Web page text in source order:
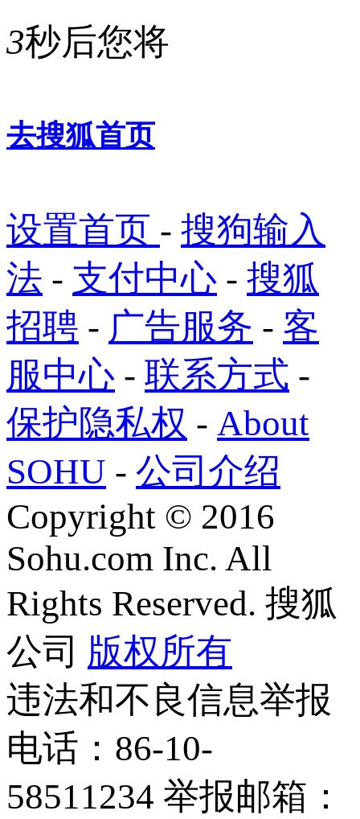
3秒后您将
去搜狐首页
设置首页 - 搜狗输入
法 - 支付中心 - 搜狐
招聘 - 广告服务 - 客
服中心 - 联系方式 -
保护隐私权 - About
SOHU - 公司介绍
Copyright © 2016
Sohu.com Inc. All
Rights Reserved. 搜狐
公司 版权所有
违法和不良信息举报
电话：86-10-
58511234 举报邮箱：